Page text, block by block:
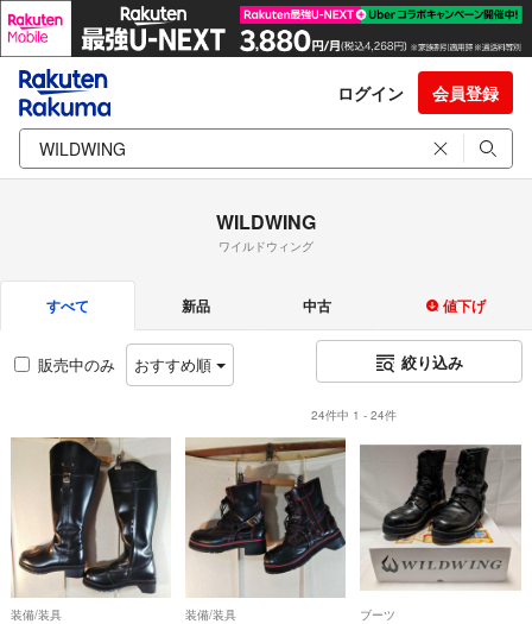
ログイン 会員登録
WILDWING
ワイルドウィング
すべて 新品 中古 値下げ
販売中のみ おすすめ順 絞り込み
24件中 1 - 24件
装備/装具 装備/装具 ブーツ